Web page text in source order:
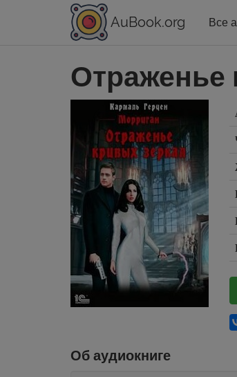
AuBook.org Все
Отраженье
Об аудиокниге